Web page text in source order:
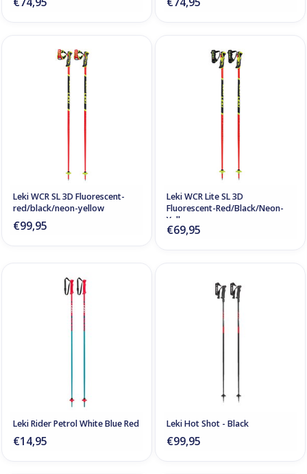
Leki WCR SL 3D Fluorescent-
red/black/neon-yellow
€99,95
Leki WCR Lite SL 3D
Fluorescent-Red/Black/Neon-
Yellow
€69,95
Leki Rider Petrol White Blue Red
€14,95
Leki Hot Shot - Black
€99,95